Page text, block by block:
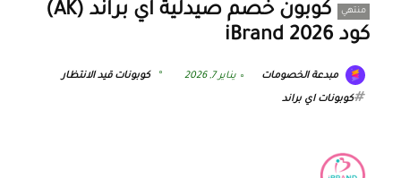
منتهي
كوبون خصم صيدلية اي براند (AK)
كود iBrand 2026
مبدعة الخصومات يناير 7, 2026 كوبونات قيد الانتظار
كوبونات اي براند